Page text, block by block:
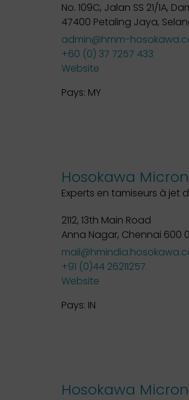
No. 109C, Jalan SS 21/1A,
47400 Petaling Jaya,
admin@hmm-
+60 (0) 37 7257 433
Website
Pays: MY
Hosokawa
Experts en tamiseurs à jet
2112, 13th Main Road
Anna Nagar, Chennai 600
+91 (0)44 26211257
Website
Pays: IN
Hosokawa Micron